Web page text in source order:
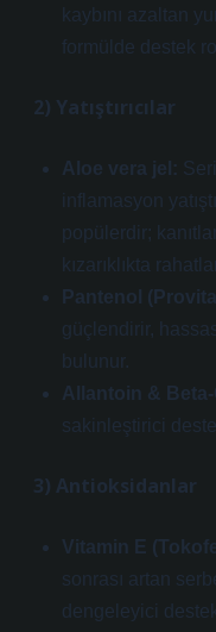
kaybını azaltan
formülde destek
2) Yatıştırıcılar
Aloe vera jel:
inflamasyon
popülerdir;
kızarıklıkta
Pantenol
güçlendirir,
bulunur.
Allantoin &
sakinleştirici
3) Antioksidanlar
Vitamin E
sonrası artan
dengeleyici